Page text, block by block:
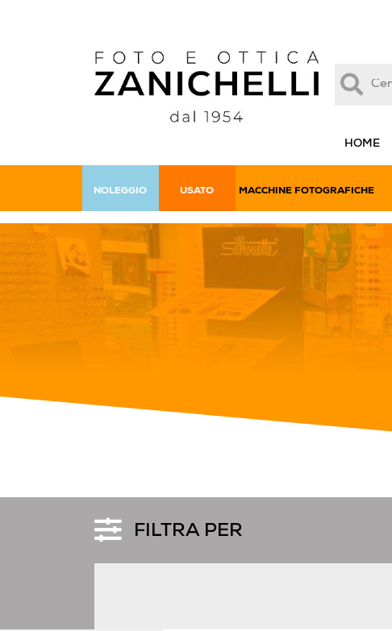
HOME
NOLEGGIO USATO MACCHINE FOTOGRAFICHE
FILTRA PER